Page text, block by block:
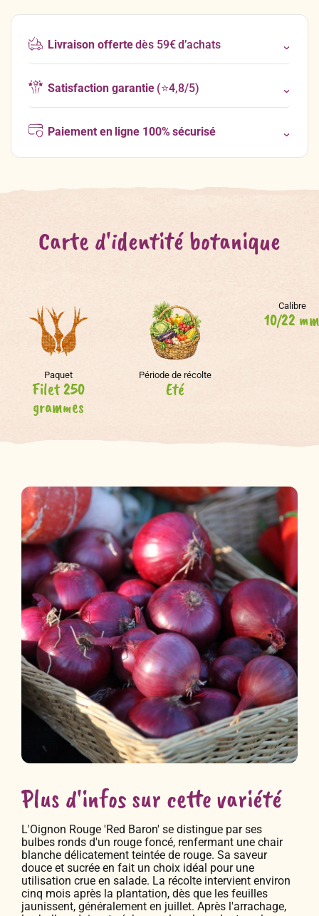
Livraison offertedès 59€ d’achats
Satisfaction garantie(⭐4,8/5)
Paiement en ligne 100% sécurisé
Carte d'identité botanique
Paquet
Filet 250
grammes
Période de récolte
Eté
Calibre
10/22 mm
Plus d'infos sur cette variété
L'Oignon Rouge 'Red Baron' se distingue par ses
bulbes ronds d'un rouge foncé, renfermant une chair
blanche délicatement teintée de rouge. Sa saveur
douce et sucrée en fait un choix idéal pour une
utilisation crue en salade. La récolte intervient environ
cinq mois après la plantation, dès que les feuilles
jaunissent, généralement en juillet. Après l'arrachage,